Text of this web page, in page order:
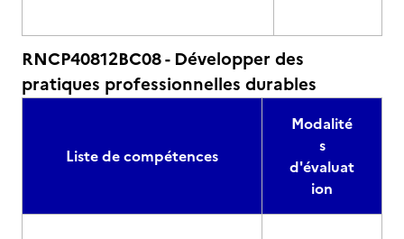
RNCP40812BC08 - Développer des
pratiques professionnelles durables
Liste de compétences
Modalité
s
d'évaluat
ion